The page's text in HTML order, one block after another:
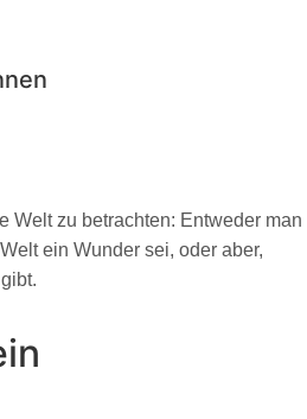
Welt zu betrachten: Entweder man
ein Wunder sei, oder aber,